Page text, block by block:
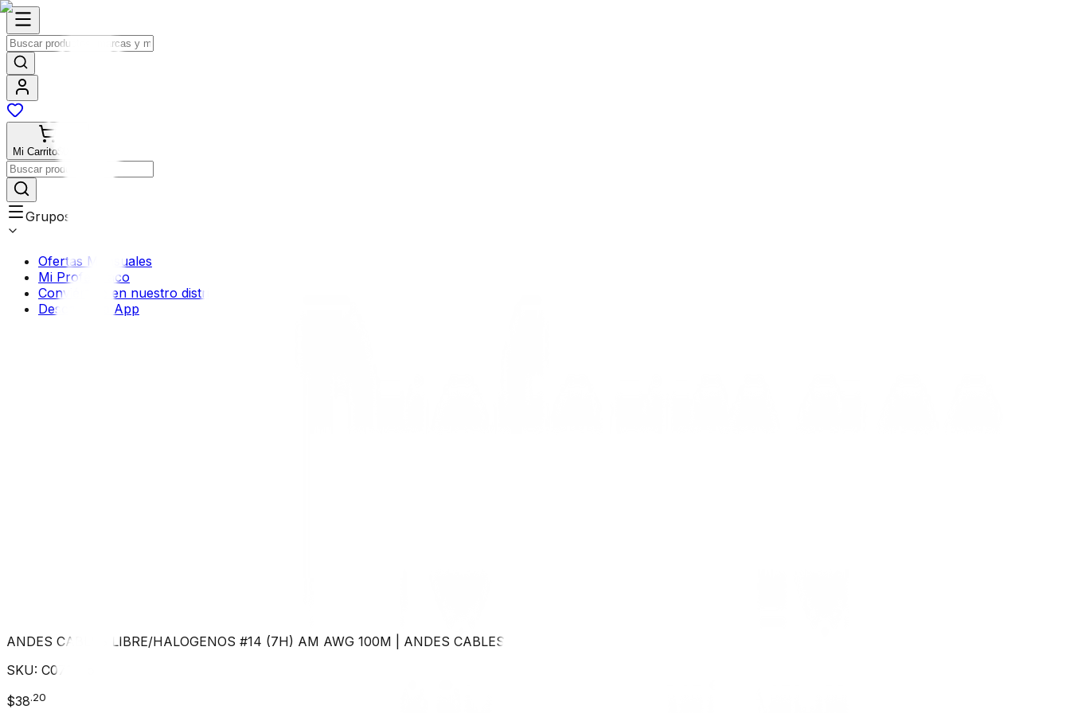
Mi Carrito$0.00
Grupos
Ofertas Mensuales
Mi Profermaco
Conviértete en nuestro distribuidor
Descarga la App
ANDES CABLES LIBRE/HALOGENOS #14 (7H) AM AWG 100M
ANDES CABLES
SKU: C071905
$38.20